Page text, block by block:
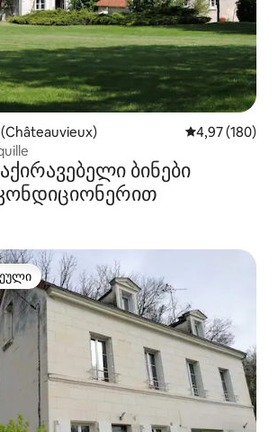
საშუალო
4,97 (180)
ბინები
მოწინავე ვარიანტი